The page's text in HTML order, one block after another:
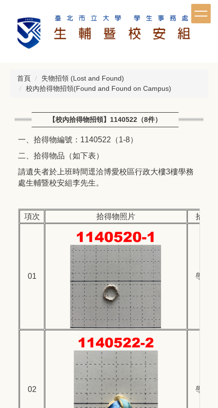
首頁
失物招領 (Lost and Found)
校內拾得物招領(Found and Found on Campus)
【校內拾得物招領】1140522（8件）
一、拾得物編號：1140522（1-8）
二、拾得物品（如下表）
請遺失者於上班時間逕洽博愛校區行政大樓3樓學務
處生輔暨校安組李先生。
項次 拾得物照片 拾得
01 學生
02 學生